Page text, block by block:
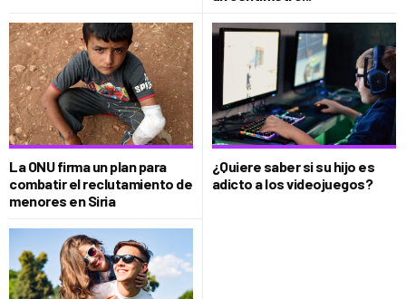
La ONU firma un plan para
combatir el reclutamiento de
menores en Siria
¿Quiere saber si su hijo es
adicto a los videojuegos?